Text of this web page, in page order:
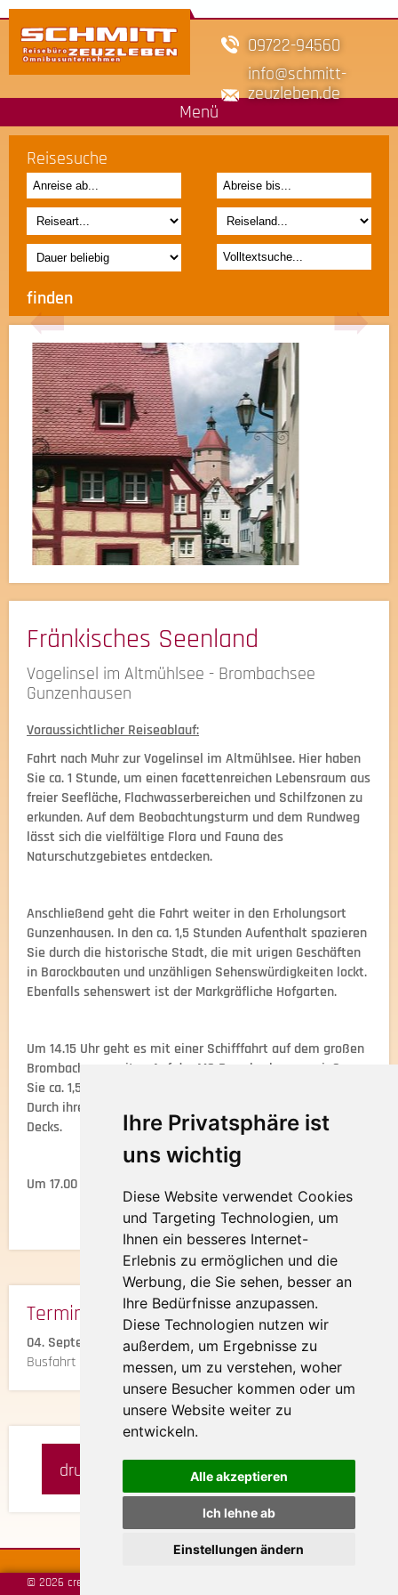
Ihre Privatsphäre ist
uns wichtig
Diese Website verwendet Cookies
und Targeting Technologien, um
Ihnen ein besseres Internet-
Erlebnis zu ermöglichen und die
Werbung, die Sie sehen, besser an
Ihre Bedürfnisse anzupassen.
Diese Technologien nutzen wir
außerdem, um Ergebnisse zu
messen, um zu verstehen, woher
unsere Besucher kommen oder um
unsere Website weiter zu
entwickeln.
Alle akzeptieren
Ich lehne ab
Einstellungen ändern
09722-94560
info schmitt-
zeuzleben.de
Menü
Reisesuche
Fränkisches Seenland
Vogelinsel im Altmühlsee - Brombachsee
Gunzenhausen
Voraussichtlicher Reiseablauf:
Fahrt nach Muhr zur Vogelinsel im Altmühlsee. Hier haben
Sie ca. 1 Stunde, um einen facettenreichen Lebensraum aus
freier Seefläche, Flachwasserbereichen und Schilfzonen zu
erkunden. Auf dem Beobachtungsturm und dem Rundweg
lässt sich die vielfältige Flora und Fauna des
Naturschutzgebietes entdecken.
Anschließend geht die Fahrt weiter in den Erholungsort
Gunzenhausen. In den ca. 1,5 Stunden Aufenthalt spazieren
Sie durch die historische Stadt, die mit urigen Geschäften
in Barockbauten und unzähligen Sehenswürdigkeiten lockt.
Ebenfalls sehenswert ist der Markgräfliche Hofgarten.
Um 14.15 Uhr geht es mit einer Schifffahrt auf dem großen
Brombachsee weiter. Auf der MS Brombachsee genießen
Sie ca. 1,5 Stunden die Aussicht und die frische Seeluft.
Durch ihre Konstruktion bietet das Schiff viel Platz auf drei
Decks.
Um 17.00 Uhr erfolgt die Heimfahrt mit Abendeinkehr.
Termine & Preise:
04. September 2026
Busfahrt inkl. Schifffahrt
€ 55,-
drucken merken anfragen
© 2026 created by